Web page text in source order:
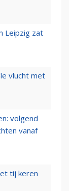
Leipzig zat
vlucht met
volgend
vanaf
tij keren